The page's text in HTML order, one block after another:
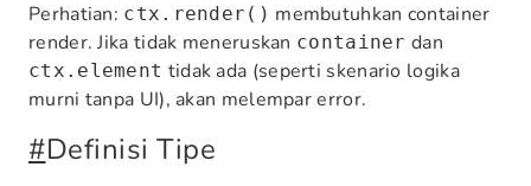
Perhatian: ctx.render() membutuhkan container
render. Jika tidak meneruskan container dan
ctx.element tidak ada (seperti skenario logika
murni tanpa UI), akan melempar error.
#Definisi Tipe